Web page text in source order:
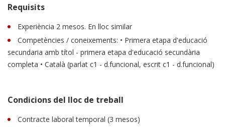
Requisits
Experiència 2 mesos. En lloc similar
Competències / coneixements: • Primera etapa d'educació
secundaria amb títol - primera etapa d'educació secundària
completa • Català (parlat c1 - d.funcional, escrit c1 - d.funcional)
Condicions del lloc de treball
Contracte laboral temporal (3 mesos)